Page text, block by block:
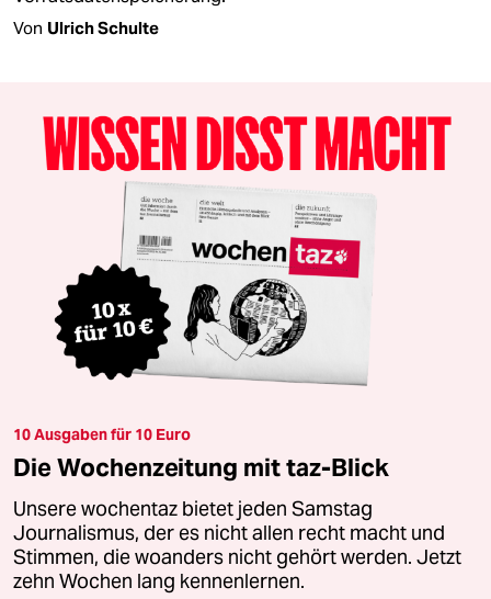
Von Ulrich Schulte
10 Ausgaben für 10 Euro
Die Wochenzeitung mit taz-Blick
Unsere wochentaz bietet jeden Samstag
Journalismus, der es nicht allen recht macht und
Stimmen, die woanders nicht gehört werden. Jetzt
zehn Wochen lang kennenlernen.